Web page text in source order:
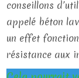
conseillons
appelé béton
un effet
résistance aux